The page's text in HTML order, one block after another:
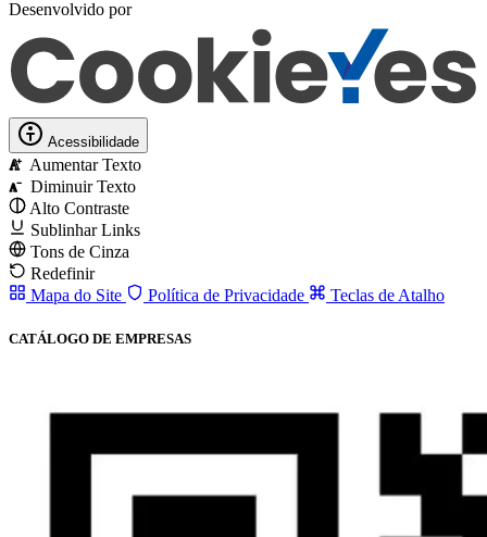
Desenvolvido por
Acessibilidade
A Aumentar Texto
A
Diminuir Texto
Alto Contraste
Sublinhar Links
Tons de Cinza
Redefinir
Mapa do Site
Política de Privacidade Teclas de Atalho
CATÁLOGO DE EMPRESAS